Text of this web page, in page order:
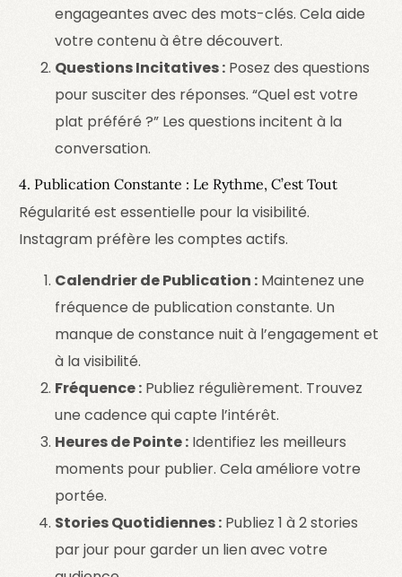
engageantes avec des mots-clés. Cela aide
votre contenu à être découvert.
Questions Incitatives : Posez des questions
pour susciter des réponses. “Quel est votre
plat préféré ?” Les questions incitent à la
conversation.
4. Publication Constante : Le Rythme, C’est Tout
Régularité est essentielle pour la visibilité.
Instagram préfère les comptes actifs.
Calendrier de Publication : Maintenez une
fréquence de publication constante. Un
manque de constance nuit à l’engagement et
à la visibilité.
Fréquence : Publiez régulièrement. Trouvez
une cadence qui capte l’intérêt.
Heures de Pointe : Identifiez les meilleurs
moments pour publier. Cela améliore votre
portée.
Stories Quotidiennes : Publiez 1 à 2 stories
par jour pour garder un lien avec votre